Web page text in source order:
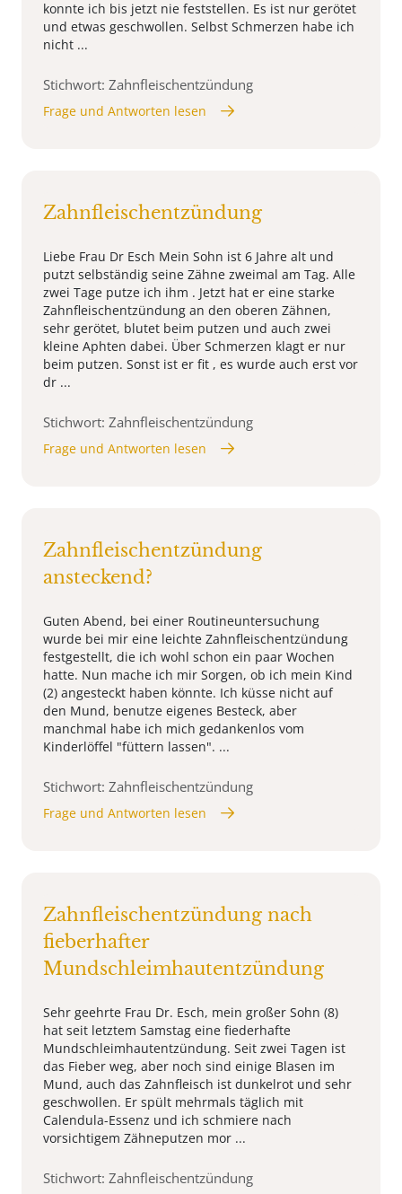
konnte ich bis jetzt nie feststellen. Es ist nur gerötet
und etwas geschwollen. Selbst Schmerzen habe ich
nicht ...
Stichwort: Zahnfleischentzündung
Frage und Antworten lesen
Zahnfleischentzündung
Liebe Frau Dr Esch Mein Sohn ist 6 Jahre alt und
putzt selbständig seine Zähne zweimal am Tag. Alle
zwei Tage putze ich ihm . Jetzt hat er eine starke
Zahnfleischentzündung an den oberen Zähnen,
sehr gerötet, blutet beim putzen und auch zwei
kleine Aphten dabei. Über Schmerzen klagt er nur
beim putzen. Sonst ist er fit , es wurde auch erst vor
dr ...
Stichwort: Zahnfleischentzündung
Frage und Antworten lesen
Zahnfleischentzündung
ansteckend?
Guten Abend, bei einer Routineuntersuchung
wurde bei mir eine leichte Zahnfleischentzündung
festgestellt, die ich wohl schon ein paar Wochen
hatte. Nun mache ich mir Sorgen, ob ich mein Kind
(2) angesteckt haben könnte. Ich küsse nicht auf
den Mund, benutze eigenes Besteck, aber
manchmal habe ich mich gedankenlos vom
Kinderlöffel "füttern lassen". ...
Stichwort: Zahnfleischentzündung
Frage und Antworten lesen
Zahnfleischentzündung nach
fieberhafter
Mundschleimhautentzündung
Sehr geehrte Frau Dr. Esch, mein großer Sohn (8)
hat seit letztem Samstag eine fiederhafte
Mundschleimhautentzündung. Seit zwei Tagen ist
das Fieber weg, aber noch sind einige Blasen im
Mund, auch das Zahnfleisch ist dunkelrot und sehr
geschwollen. Er spült mehrmals täglich mit
Calendula-Essenz und ich schmiere nach
vorsichtigem Zähneputzen mor ...
Stichwort: Zahnfleischentzündung